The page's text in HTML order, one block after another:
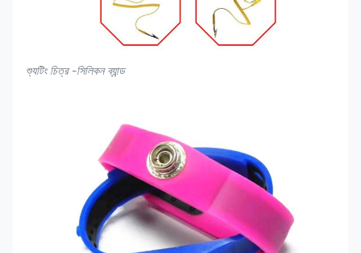
শ্যুটিং চিত্র -সিলিকন ব্যান্ড